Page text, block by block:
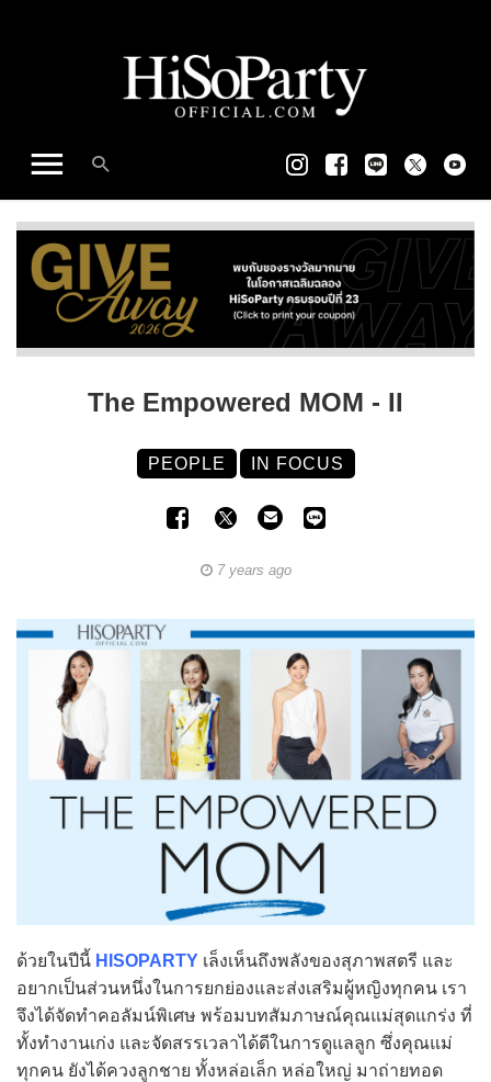
The Empowered MOM - II
PEOPLE IN FOCUS
7 years ago
ด้วยในปีนี้ HISOPARTY เล็งเห็นถึงพลังของสุภาพสตรี และ
อยากเป็นส่วนหนึ่งในการยกย่องและส่งเสริมผู้หญิงทุกคน เรา
จึงได้จัดทำคอลัมน์พิเศษ พร้อมบทสัมภาษณ์คุณแม่สุดแกร่ง ที่
ทั้งทำงานเก่ง และจัดสรรเวลาได้ดีในการดูแลลูก ซึ่งคุณแม่
ทุกคน ยังได้ควงลูกชาย ทั้งหล่อเล็ก หล่อใหญ่ มาถ่ายทอด